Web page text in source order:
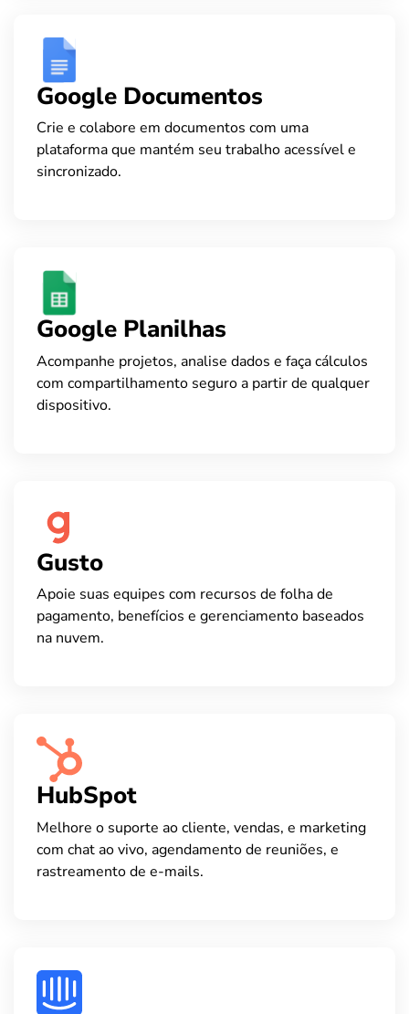
Google Documentos
Crie e colabore em documentos com uma
plataforma que mantém seu trabalho acessível e
sincronizado.
Google Planilhas
Acompanhe projetos, analise dados e faça cálculos
com compartilhamento seguro a partir de qualquer
dispositivo.
Gusto
Apoie suas equipes com recursos de folha de
pagamento, benefícios e gerenciamento baseados
na nuvem.
HubSpot
Melhore o suporte ao cliente, vendas, e marketing
com chat ao vivo, agendamento de reuniões, e
rastreamento de e-mails.